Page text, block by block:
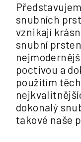
snubních
vznikají
snubní
poctivou a
použitím
dokonalý
takové naše